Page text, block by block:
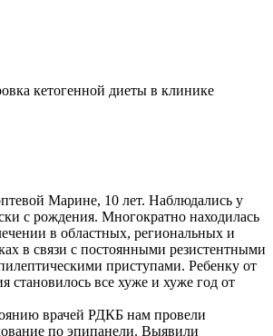
кетогенной диеты в клинике
Марине, 10 лет. Наблюдались у
с рождения. Многократно находилась
в областных, региональных и
в связи с постоянными резистентными
приступами. Ребенку от
становилось все хуже и хуже год от
врачей РДКБ нам провели
по эпипанели. Выявили